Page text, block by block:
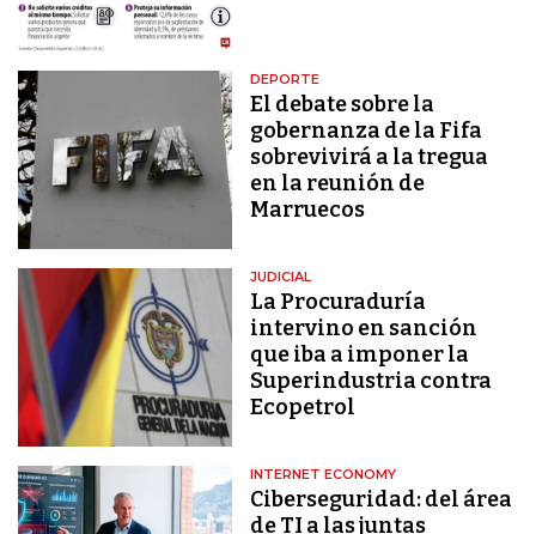
DEPORTE
El debate sobre la
gobernanza de la Fifa
sobrevivirá a la tregua
en la reunión de
Marruecos
JUDICIAL
La Procuraduría
intervino en sanción
que iba a imponer la
Superindustria contra
Ecopetrol
INTERNET ECONOMY
Ciberseguridad: del área
de TI a las juntas